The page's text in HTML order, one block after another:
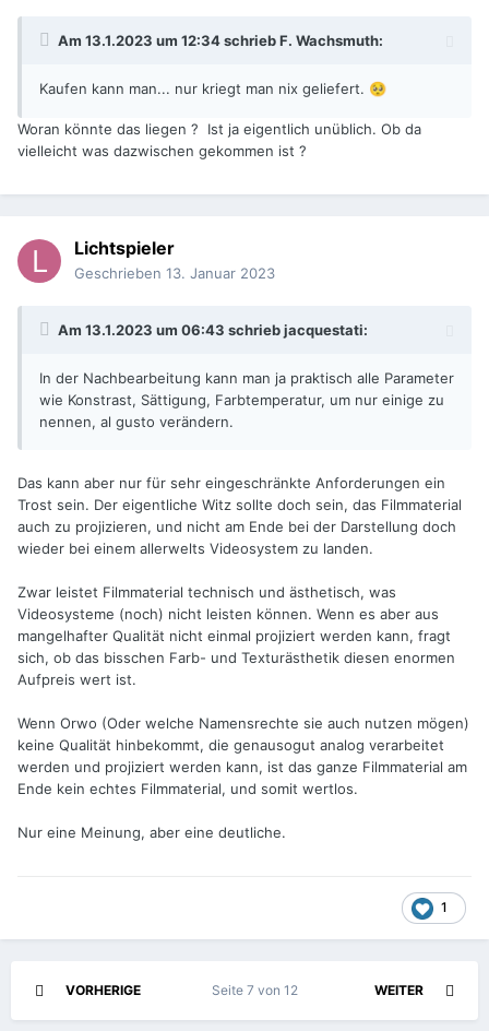
Am 13.1.2023 um 12:34 schriebF. Wachsmuth:
Kaufen kann man... nur kriegt man nix geliefert. 🥺
Woran könnte das liegen ? Ist ja eigentlich unüblich. Ob da
vielleicht was dazwischen gekommen ist ?
Lichtspieler
Geschrieben 13. Januar 2023
Am 13.1.2023 um 06:43 schriebjacquestati:
In der Nachbearbeitung kann man ja praktisch alle Parameter
wie Konstrast, Sättigung, Farbtemperatur, um nur einige zu
nennen, al gusto verändern.
Das kann aber nur für sehr eingeschränkte Anforderungen ein
Trost sein. Der eigentliche Witz sollte doch sein, das Filmmaterial
auch zu projizieren, und nicht am Ende bei der Darstellung doch
wieder bei einem allerwelts Videosystem zu landen.
Zwar leistet Filmmaterial technisch und ästhetisch, was
Videosysteme (noch) nicht leisten können. Wenn es aber aus
mangelhafter Qualität nicht einmal projiziert werden kann, fragt
sich, ob das bisschen Farb- und Texturästhetik diesen enormen
Aufpreis wert ist.
Wenn Orwo (Oder welche Namensrechte sie auch nutzen mögen)
keine Qualität hinbekommt, die genausogut analog verarbeitet
werden und projiziert werden kann, ist das ganze Filmmaterial am
Ende kein echtes Filmmaterial, und somit wertlos.
Nur eine Meinung, aber eine deutliche.
1
VORHERIGE WEITER
Seite 7 von 12